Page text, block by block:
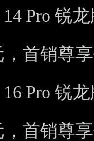
Pro 锐
，首销尊
Pro 锐
，首销尊